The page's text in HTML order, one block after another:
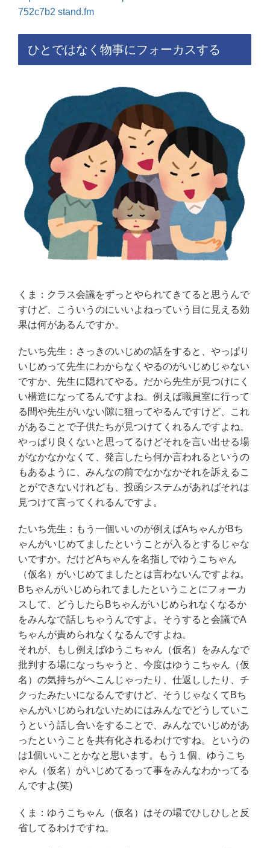
752c7b2 stand.fm
ひとではなく物事にフォーカスする
くま：クラス会議をずっとやられてきてると思うんで
すけど、こういうのにいいよねっていう目に見える効
果は何があるんですか。
たいち先生：さっきのいじめの話をすると、やっぱり
いじめって先生にわからなくやるのがいじめじゃない
ですか、先生に隠れてやる。だから先生が見つけにく
い構造になってるんですよね。例えば職員室に行って
る間や先生がいない隙に狙ってやるんですけど、これ
があることで子供たちが見つけてくれるんですよね。
やっぱり良くないと思ってるけどそれを言い出せる場
がなかなかなくて、発言したら何か言われるというの
もあるように、みんなの前でなかなかそれを訴えるこ
とができないけれども、投函システムがあればそれは
見つけて言ってくれるんですよ。
たいち先生：もう一個いいのが例えばAちゃんがBち
ゃんがいじめてましたということが入るとするじゃな
いですか。だけどAちゃんを名指しでゆうこちゃん
（仮名）がいじめてましたとは言わないんですよね。
Bちゃんがいじめられてましたということにフォーカ
スして、どうしたらBちゃんがいじめられなくなるか
をみんなで話しちゃうんですよ。そうすると会議でA
ちゃんが責められなくなるんですよね。
それが、もし例えばゆうこちゃん（仮名）をみんなで
批判する場になっちゃうと、今度はゆうこちゃん（仮
名）の気持ちがへこんじゃったり、仕返ししたり、チ
クったみたいになるんですけど、そうじゃなくてBち
ゃんがいじめられないためにはみんなでどうしていこ
うという話し合いをすることで、みんなでいじめがあ
ったということを共有化されるわけですね。というの
は1個いいことかなと思います。もう１個、ゆうこち
ゃん（仮名）がいじめてるって事をみんなわかってる
んですよ(笑)
くま：ゆうこちゃん（仮名）はその場でひしひしと反
省してるわけですね。